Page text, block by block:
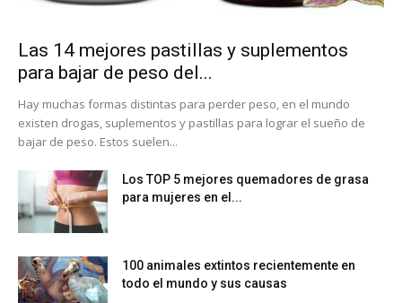
Las 14 mejores pastillas y suplementos
para bajar de peso del...
Hay muchas formas distintas para perder peso, en el mundo
existen drogas, suplementos y pastillas para lograr el sueño de
bajar de peso. Estos suelen...
Los TOP 5 mejores quemadores de grasa
para mujeres en el...
100 animales extintos recientemente en
todo el mundo y sus causas